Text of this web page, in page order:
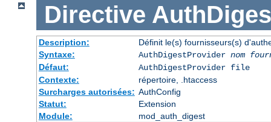
Directive
Description:
Définit le(s) fournisseurs(s)
Syntaxe:
AuthDigestProvider nom
Défaut:
AuthDigestProvider file
Contexte:
répertoire, .htaccess
Surcharges autorisées: AuthConfig
Statut:
Extension
Module:
mod_auth_digest